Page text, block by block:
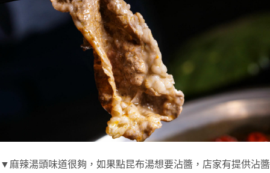
▼麻辣湯頭味道很夠，如果點昆布湯想要沾醬，店家有提供沾醬